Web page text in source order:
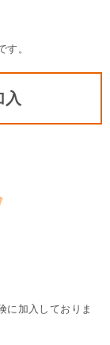
。
に加入しておりま